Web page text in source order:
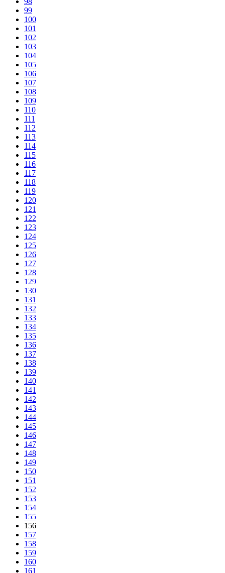
99
100
101
102
103
104
105
106
107
108
109
110
111
112
113
114
115
116
117
118
119
120
121
122
123
124
125
126
127
128
129
130
131
132
133
134
135
136
137
138
139
140
141
142
143
144
145
146
147
148
149
150
151
152
153
154
155
156
157
158
159
160
161